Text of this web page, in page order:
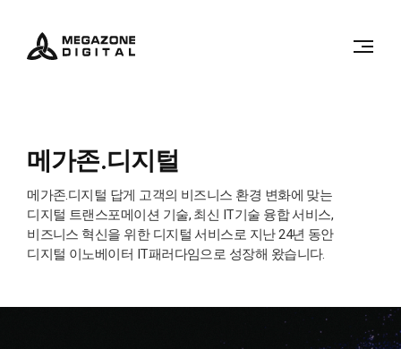
메가존.디지털
메가존.디지털 답게 고객의 비즈니스 환경 변화에 맞는
디지털 트랜스포메이션 기술, 최신 IT기술 융합 서비스,
비즈니스 혁신을 위한 디지털 서비스로 지난 24년 동안
디지털 이노베이터 IT패러다임으로 성장해 왔습니다.
만들어가겠습니다.